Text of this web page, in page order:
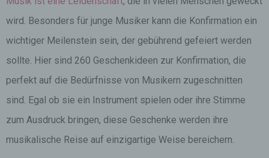
wird. Besonders für junge Musiker kann die Konfirmation ein
wichtiger Meilenstein sein, der gebührend gefeiert werden
sollte. Hier sind 260 Geschenkideen zur Konfirmation, die
perfekt auf die Bedürfnisse von Musikern zugeschnitten
sind. Egal ob sie ein Instrument spielen oder ihre Stimme
zum Ausdruck bringen, diese Geschenke werden ihre
musikalische Reise auf einzigartige Weise bereichern.